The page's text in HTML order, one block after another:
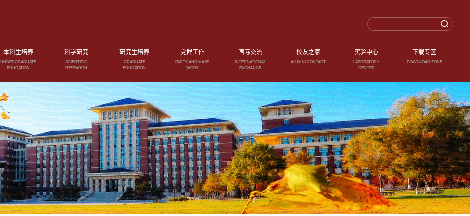
本科生培养
UNDERGRADUATE
EDUCATION
科学研究
SCIENTIFIC
RESEARCH
研究生培养
GRADUATE
EDUCATION
党群工作
PARTY AND MASS
WORK
国际交流
INTERNATIONAL
EXCHANGE
校友之家
ALUMNI CONTACT
实验中心
LABORATORY
CENTER
下载专区
DOWNLOAD ZONE